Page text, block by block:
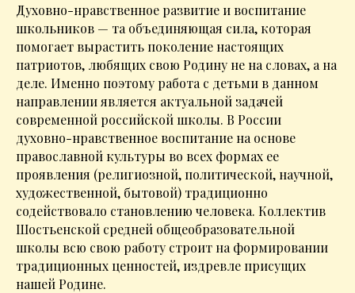
Духовно-нравственное развитие и воспитание
школьников — та объединяющая сила, которая
помогает вырастить поколение настоящих
патриотов, любящих свою Родину не на словах, а на
деле. Именно поэтому работа с детьми в данном
направлении является актуальной задачей
современной российской школы. В России
духовно-нравственное воспитание на основе
православной культуры во всех формах ее
проявления (религиозной, политической, научной,
художественной, бытовой) традиционно
содействовало становлению человека. Коллектив
Шостьенской средней общеобразовательной
школы всю свою работу строит на формировании
традиционных ценностей, издревле присущих
нашей Родине.